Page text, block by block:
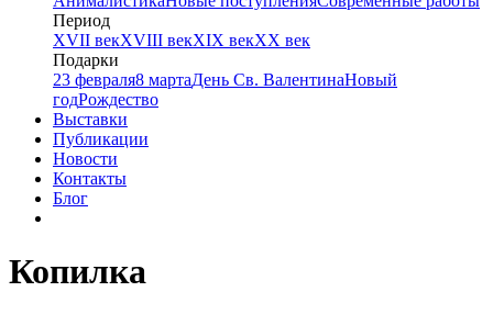
Период
XVII векXVIII векXIX векXX век
Подарки
23 февраля8 мартаДень Св. ВалентинаНовый
годРождество
Выставки
Публикации
Новости
Контакты
Блог
Копилка